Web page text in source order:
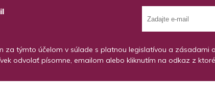
za týmto účelom v súlade s platnou legislatívou a zásadami
odvolať písomne, emailom alebo kliknutím na odkaz z